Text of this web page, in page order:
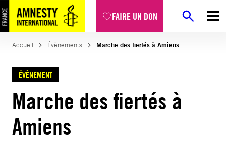
FAIRE UN DON
Accueil Évènements Marche des fiertés à Amiens
ÉVÈNEMENT
Marche des fiertés à
Amiens